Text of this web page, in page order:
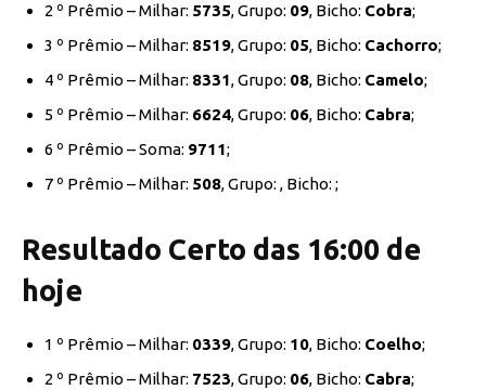
2 º Prêmio – Milhar: 5735, Grupo: 09, Bicho: Cobra;
3 º Prêmio – Milhar: 8519, Grupo: 05, Bicho: Cachorro;
4 º Prêmio – Milhar: 8331, Grupo: 08, Bicho: Camelo;
5 º Prêmio – Milhar: 6624, Grupo: 06, Bicho: Cabra;
6 º Prêmio – Soma: 9711;
7 º Prêmio – Milhar: 508, Grupo: , Bicho: ;
Resultado Certo das 16:00 de
hoje
1 º Prêmio – Milhar: 0339, Grupo: 10, Bicho: Coelho;
2 º Prêmio – Milhar: 7523, Grupo: 06, Bicho: Cabra;